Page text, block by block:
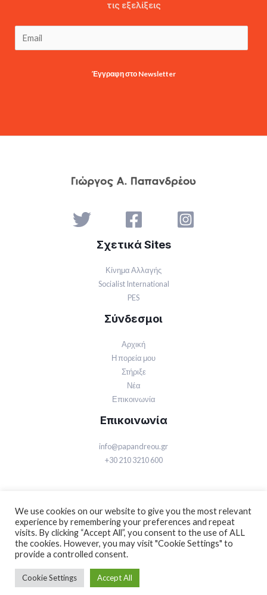
τις εξελίξεις
Έγγραφη στο Newsletter
Σχετικά Sites
Κίνημα Αλλαγής
Socialist International
PES
Σύνδεσμοι
Αρχική
Η πορεία μου
Στήριξε
Νέα
Επικοινωνία
Επικοινωνία
info@papandreou.gr
+30 210 3210 600
© 2026 Γιώργος Α. Παπανδρέου | Powered by Γιώργος Α. Παπανδρέου
Όροι χρήσης
Πολιτική Απορρήτου
We use cookies on our website to give you the most relevant
experience by remembering your preferences and repeat
visits. By clicking “Accept All”, you consent to the use of ALL
the cookies. However, you may visit "Cookie Settings" to
provide a controlled consent.
Cookie Settings Accept All